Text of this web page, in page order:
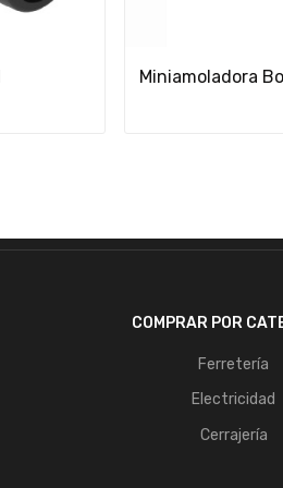
Miniamoladora
COMPRAR POR
Ferretería
Electricidad
Cerrajería